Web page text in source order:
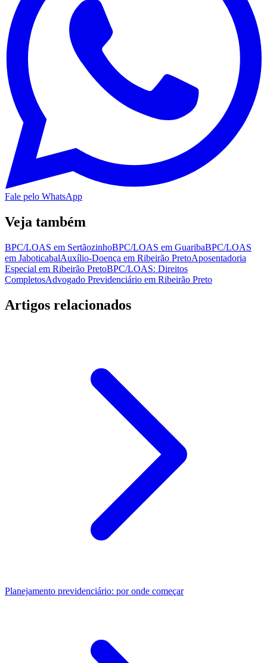
Fale pelo WhatsApp
Veja também
BPC/LOAS em SertãozinhoBPC/LOAS em GuaribaBPC/LOAS
em JaboticabalAuxílio-Doença em Ribeirão PretoAposentadoria
Especial em Ribeirão PretoBPC/LOAS: Direitos
CompletosAdvogado Previdenciário em Ribeirão Preto
Artigos relacionados
Planejamento previdenciário: por onde começar